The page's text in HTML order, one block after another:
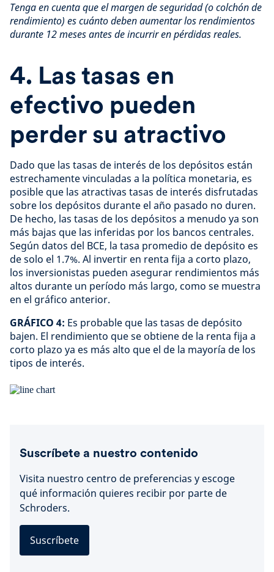
Tenga en cuenta que el margen de seguridad (o colchón de
rendimiento) es cuánto deben aumentar los rendimientos
durante 12 meses antes de incurrir en pérdidas reales.
4. Las tasas en
efectivo pueden
perder su atractivo
Dado que las tasas de interés de los depósitos están
estrechamente vinculadas a la política monetaria, es
posible que las atractivas tasas de interés disfrutadas
sobre los depósitos durante el año pasado no duren.
De hecho, las tasas de los depósitos a menudo ya son
más bajas que las inferidas por los bancos centrales.
Según datos del BCE, la tasa promedio de depósito es
de solo el 1.7%. Al invertir en renta fija a corto plazo,
los inversionistas pueden asegurar rendimientos más
altos durante un período más largo, como se muestra
en el gráfico anterior.
GRÁFICO 4: Es probable que las tasas de depósito
bajen. El rendimiento que se obtiene de la renta fija a
corto plazo ya es más alto que el de la mayoría de los
tipos de interés.
Suscríbete a nuestro contenido
Visita nuestro centro de preferencias y escoge
qué información quieres recibir por parte de
Schroders.
Suscríbete